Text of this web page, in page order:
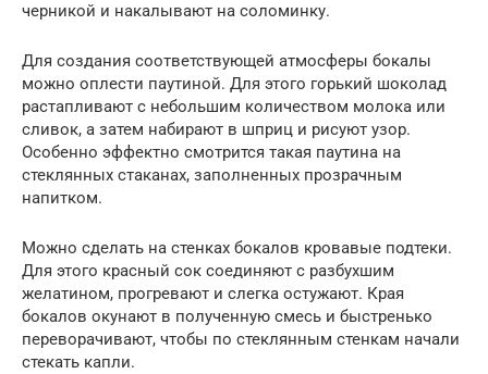
черникой и накалывают на соломинку.
Для создания соответствующей атмосферы бокалы
можно оплести паутиной. Для этого горький шоколад
растапливают с небольшим количеством молока или
сливок, а затем набирают в шприц и рисуют узор.
Особенно эффектно смотрится такая паутина на
стеклянных стаканах, заполненных прозрачным
напитком.
Можно сделать на стенках бокалов кровавые подтеки.
Для этого красный сок соединяют с разбухшим
желатином, прогревают и слегка остужают. Края
бокалов окунают в полученную смесь и быстренько
переворачивают, чтобы по стеклянным стенкам начали
стекать капли.